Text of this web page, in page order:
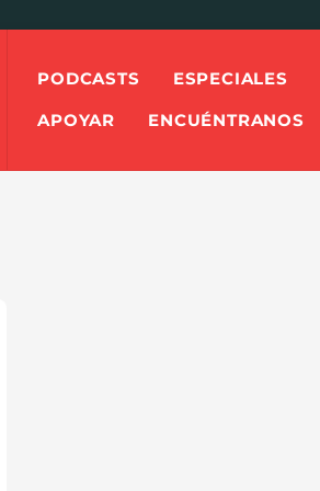
PODCASTS ESPECIALES
APOYAR
ENCUÉNTRANOS